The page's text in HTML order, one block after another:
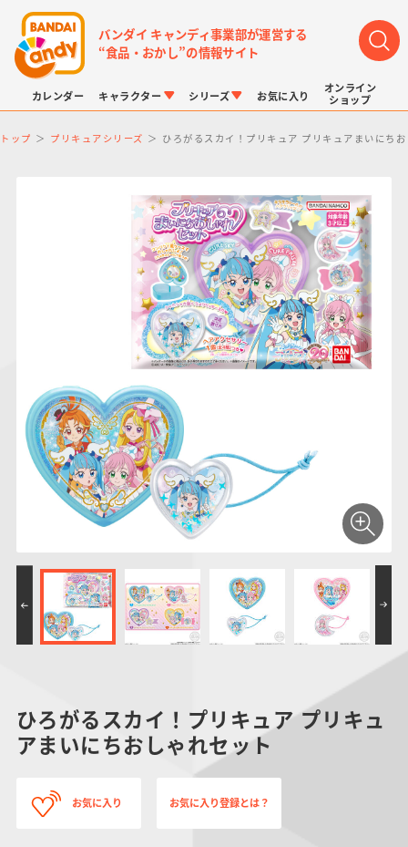
バンダイ キャンディ事業部が運営する
“食品・おかし”の情報サイト
カレンダー キャラクター
LINK TRAVELERS
仮面ライダーシリー
ズ
PROJECT R.E.D.・
スーパー戦隊シリー
ズ
プリキュアシリーズ
ガンダムシリーズ
ポケットモンスター
ドラゴンボール
サンリオキャラクタ
ーズ
シリーズ
キャラパキ
つりグミ
チョコサプ
にふぉるめーしょん
＆スクエアシール
SMPシリーズ
ポケモンキッズ
キャラデコ
お気に入り
オンライン
ショップ
トップ プリキュアシリーズ ひろがるスカイ！プリキュア プリキュアまいにち
ひろがるスカイ！プリキュア プリキュ
アまいにちおしゃれセット
お気に入り お気に入り登録とは？